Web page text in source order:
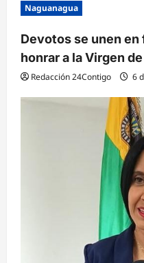
Naguanagua
Devotos se unen
honrar a la Virgen
Redacción 24Contigo 6